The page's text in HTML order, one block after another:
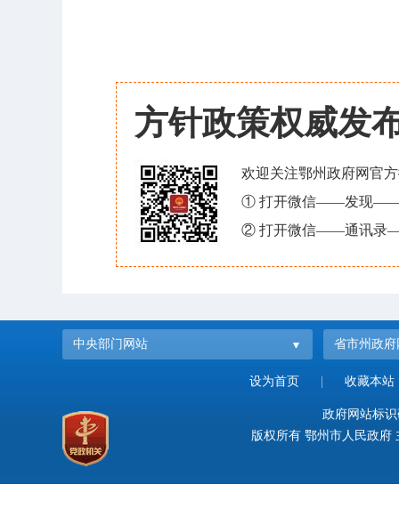
方针政策权威发
欢迎关注鄂州政府网官
① 打开微信——发现——
② 打开微信——通讯录
中央部门网站 省市州政府
设为首页 收藏本站
政府网站标
版权所有 鄂州市人民政府